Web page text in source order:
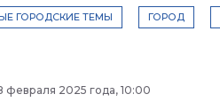
ГОРОДСКИЕ ТЕМЫ ГОРОД
февраля 2025 года, 10:00